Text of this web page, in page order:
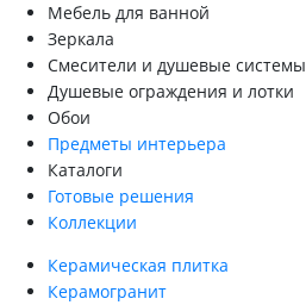
Мебель для ванной
Зеркала
Смесители и душевые системы
Душевые ограждения и лотки
Обои
Предметы интерьера
Каталоги
Готовые решения
Коллекции
Керамическая плитка
Керамогранит